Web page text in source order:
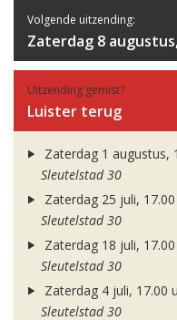
Volgende uitzending:
Zaterdag 8
Uitzending gemist?
Luister terug
Zaterdag 1 augustus,
Sleutelstad 30
Zaterdag 25 juli,
Sleutelstad 30
Zaterdag 18 juli,
Sleutelstad 30
Zaterdag 4 juli, 17.00
Sleutelstad 30